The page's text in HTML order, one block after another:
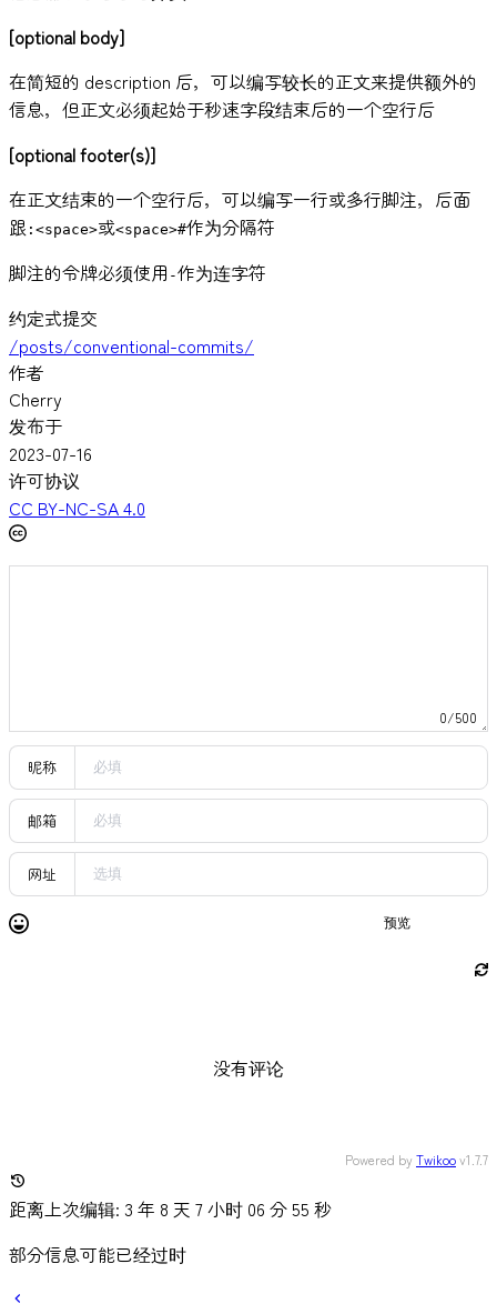
[optional body]
在简短的 description 后，可以编写较长的正文来提供额外的
信息，但正文必须起始于秒速字段结束后的一个空行后
[optional footer(s)]
在正文结束的一个空行后，可以编写一行或多行脚注，后面
跟 :<space>或<space>#作为分隔符
脚注的令牌必须使用 -作为连字符
约定式提交
/posts/conventional-commits/
作者
Cherry
发布于
2023-07-16
许可协议
CC BY-NC-SA 4.0
昵称
邮箱
网址
0/500
预览
没有评论
Powered by Twikoov1.7.7
距离上次编辑: 3 年 8 天 7 小时 06 分 56 秒
部分信息可能已经过时